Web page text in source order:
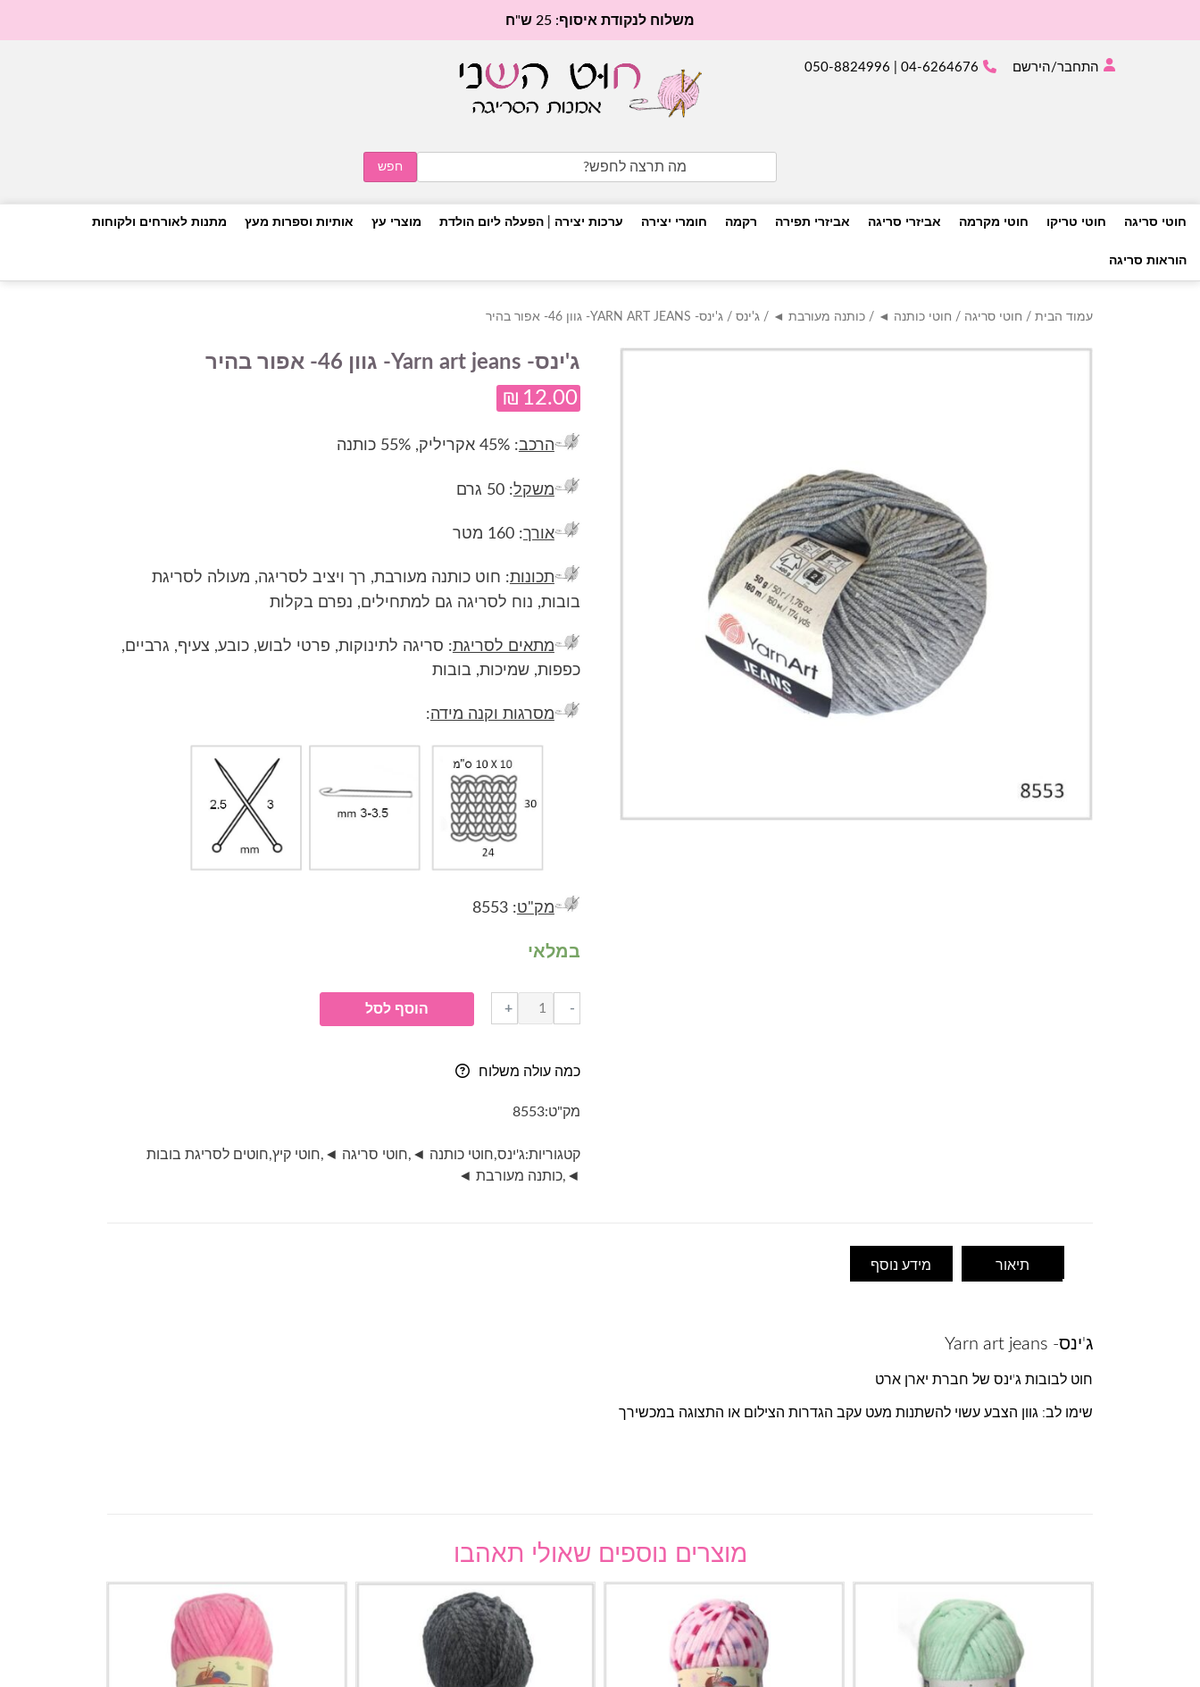
משלוח לנקודת איסוף: 25 ש"ח
for:
התחבר/הירשם 04-6264676 | 050-8824996
חוטי סריגה חוטי טריקו חוטי מקרמה אביזרי סריגה אביזרי תפירה רקמה חומרי יצירה ערכות יצירה | הפעלה ליום הולדת מוצרי עץ אותיות וספרות מעץ מתנות לאורחים ולקוחות
הוראות סריגה
עמוד הבית / חוטי סריגה / חוטי כותנה ◄ / כותנה מעורבת ◄ / ג'ינס / ג'ינס- YARN ART JEANS- גוון 46- אפור בהיר
ג'ינס- Yarn art jeans- גוון 46- אפור בהיר
₪ 12.00
הרכב: 45% אקריליק, 55% כותנה
משקל: 50 גרם
אורך: 160 מטר
תכונות: חוט כותנה מעורבת, רך ויציב לסריגה, מעולה לסריגת
בובות, נוח לסריגה גם למתחילים, נפרם בקלות
מתאים לסריגת: סריגה לתינוקות, פרטי לבוש, כובע, צעיף, גרביים,
כפפות, שמיכות, בובות
מסרגות וקנה מידה:
מק"ט: 8553
במלאי
-
כמות
של
Yarn
46-
אפור
+ הוסף לסל
כמה עולה משלוח
מק"ט:8553
קטגוריות:ג'ינס,חוטי כותנה ◄ ,חוטי סריגה ◄ ,חוטי קיץ,חוטים לסריגת בובות
◄
,כותנה מעורבת ◄
תיאור מידע נוסף
ג'ינס- Yarn art jeans
חוט לבובות ג'ינס של חברת יארן ארט
שימו לב: גוון הצבע עשוי להשתנות מעט עקב הגדרות הצילום או התצוגה במכשירך
מוצרים נוספים שאולי תאהבו